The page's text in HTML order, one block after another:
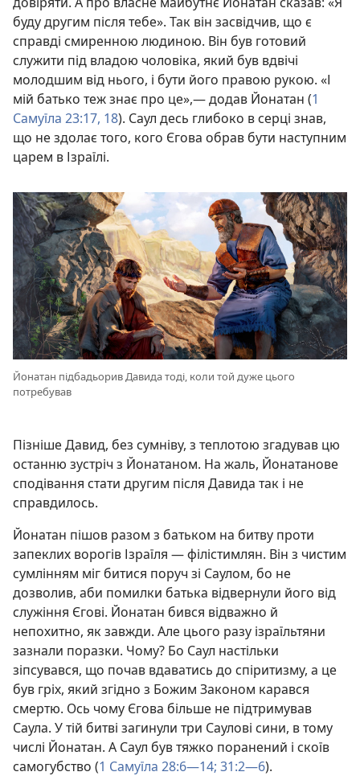
буду другим після тебе». Так він засвідчив, що є
справді смиренною людиною. Він був готовий
служити під владою чоловіка, який був вдвічі
молодшим від нього, і бути його правою рукою. «І
мій батько теж знає про це»,— додав Йонатан (1
Самуїла 23:17, 18). Саул десь глибоко в серці знав,
що не здолає того, кого Єгова обрав бути наступним
царем в Ізраїлі.
Йонатан підбадьорив Давида тоді, коли той дуже цього
потребував
Пізніше Давид, без сумніву, з теплотою згадував цю
останню зустріч з Йонатаном. На жаль, Йонатанове
сподівання стати другим після Давида так і не
справдилось.
Йонатан пішов разом з батьком на битву проти
запеклих ворогів Ізраїля — філістимлян. Він з чистим
сумлінням міг битися поруч зі Саулом, бо не
дозволив, аби помилки батька відвернули його від
служіння Єгові. Йонатан бився відважно й
непохитно, як завжди. Але цього разу ізраїльтяни
зазнали поразки. Чому? Бо Саул настільки
зіпсувався, що почав вдаватись до спіритизму, а це
був гріх, який згідно з Божим Законом карався
смертю. Ось чому Єгова більше не підтримував
Саула. У тій битві загинули три Саулові сини, в тому
числі Йонатан. А Саул був тяжко поранений і скоїв
самогубство (1 Самуїла 28:6—14; 31:2—6).